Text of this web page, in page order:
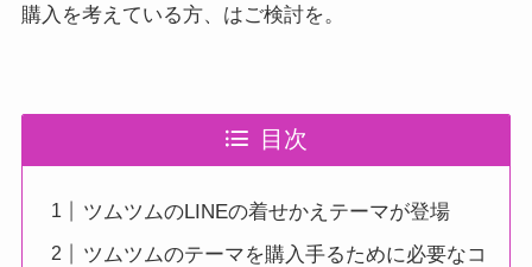
購入を考えている方、はご検討を。
目次
ツムツムのLINEの着せかえテーマが登場
ツムツムのテーマを購入手るために必要なコ